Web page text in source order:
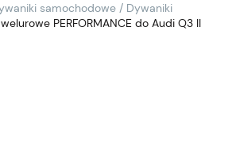
samochodowe / Dywaniki
PERFORMANCE do Audi Q3 II